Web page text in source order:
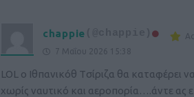
chappie
7 Μαΐου 2026 15:38
LOL o Ιθπανικόθ Tσίριζα θα καταφέρει
χωρίς ναυτικό και αεροπορία….άντε ας